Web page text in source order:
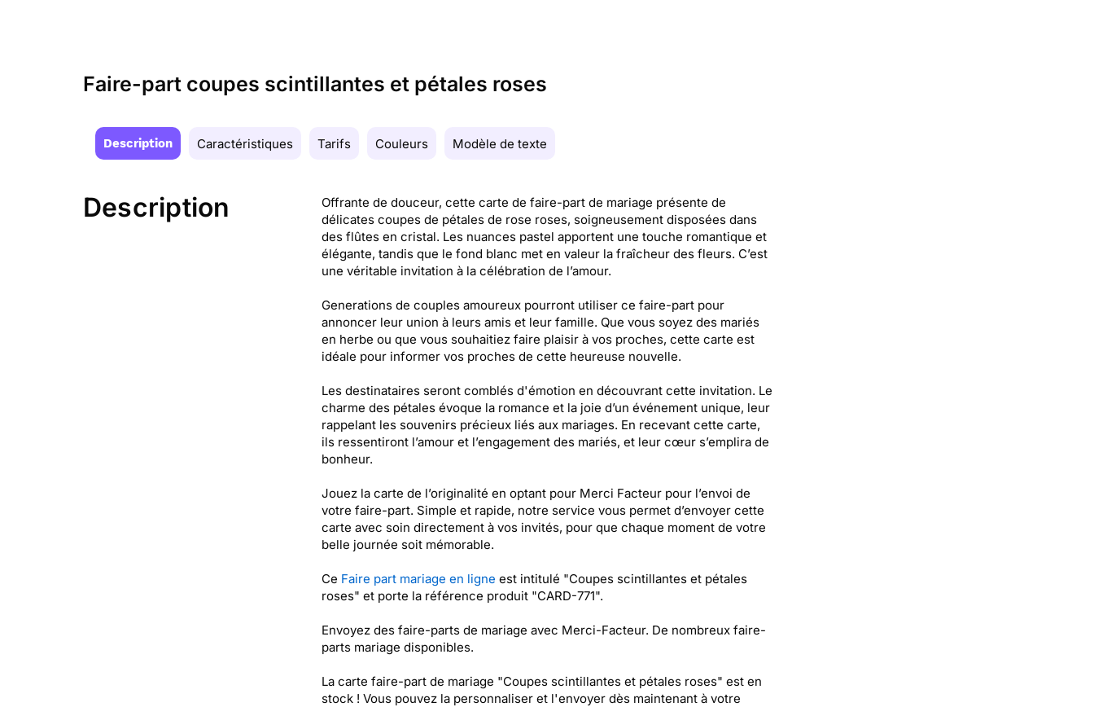
Faire-part coupes scintillantes et pétales roses
Description Caractéristiques Tarifs Couleurs Modèle de texte
Description
Offrante de douceur, cette carte de faire-part de mariage présente de
délicates coupes de pétales de rose roses, soigneusement disposées dans
des flûtes en cristal. Les nuances pastel apportent une touche romantique et
élégante, tandis que le fond blanc met en valeur la fraîcheur des fleurs. C’est
une véritable invitation à la célébration de l’amour.
Generations de couples amoureux pourront utiliser ce faire-part pour
annoncer leur union à leurs amis et leur famille. Que vous soyez des mariés
en herbe ou que vous souhaitiez faire plaisir à vos proches, cette carte est
idéale pour informer vos proches de cette heureuse nouvelle.
Les destinataires seront comblés d'émotion en découvrant cette invitation. Le
charme des pétales évoque la romance et la joie d’un événement unique, leur
rappelant les souvenirs précieux liés aux mariages. En recevant cette carte,
ils ressentiront l’amour et l’engagement des mariés, et leur cœur s’emplira de
bonheur.
Jouez la carte de l’originalité en optant pour Merci Facteur pour l’envoi de
votre faire-part. Simple et rapide, notre service vous permet d’envoyer cette
carte avec soin directement à vos invités, pour que chaque moment de votre
belle journée soit mémorable.
Ce Faire part mariage en ligne est intitulé "Coupes scintillantes et pétales
roses" et porte la référence produit "CARD-771".
Envoyez des faire-parts de mariage avec Merci-Facteur. De nombreux faire-
parts mariage disponibles.
La carte faire-part de mariage "Coupes scintillantes et pétales roses" est en
stock ! Vous pouvez la personnaliser et l'envoyer dès maintenant à votre